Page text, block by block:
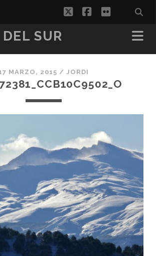
)
twitterfacebook
flickr
SUR
MARZO, 2015 /JORDI